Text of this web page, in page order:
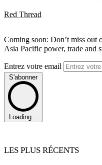
Red Thread
Coming soon: Don’t miss
Asia Pacific power, trade and
Entrez votre email
S'abonner
Loading...
LES PLUS RÉCENTS